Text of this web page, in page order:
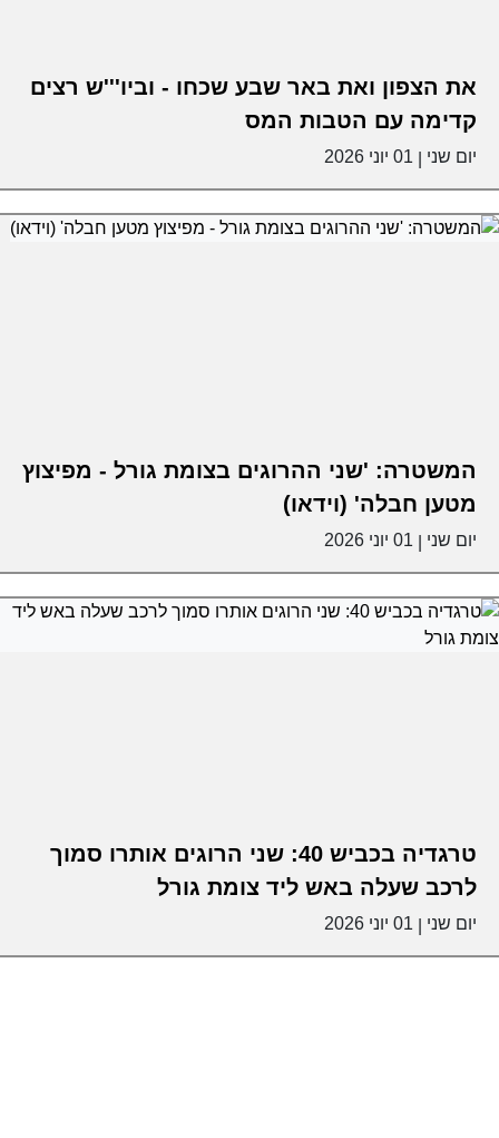
את הצפון ואת באר שבע שכחו - וביו'''ש רצים
קדימה עם הטבות המס
יום שני 01 יוני 2026
המשטרה: 'שני ההרוגים בצומת גורל - מפיצוץ
מטען חבלה' (וידאו)
יום שני 01 יוני 2026
טרגדיה בכביש 40: שני הרוגים אותרו סמוך
לרכב שעלה באש ליד צומת גורל
יום שני 01 יוני 2026